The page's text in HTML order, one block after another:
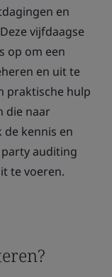
en
vijfdaagse
op om een
en uit te
praktische hulp
die naar
kennis en
auditing
te voeren.